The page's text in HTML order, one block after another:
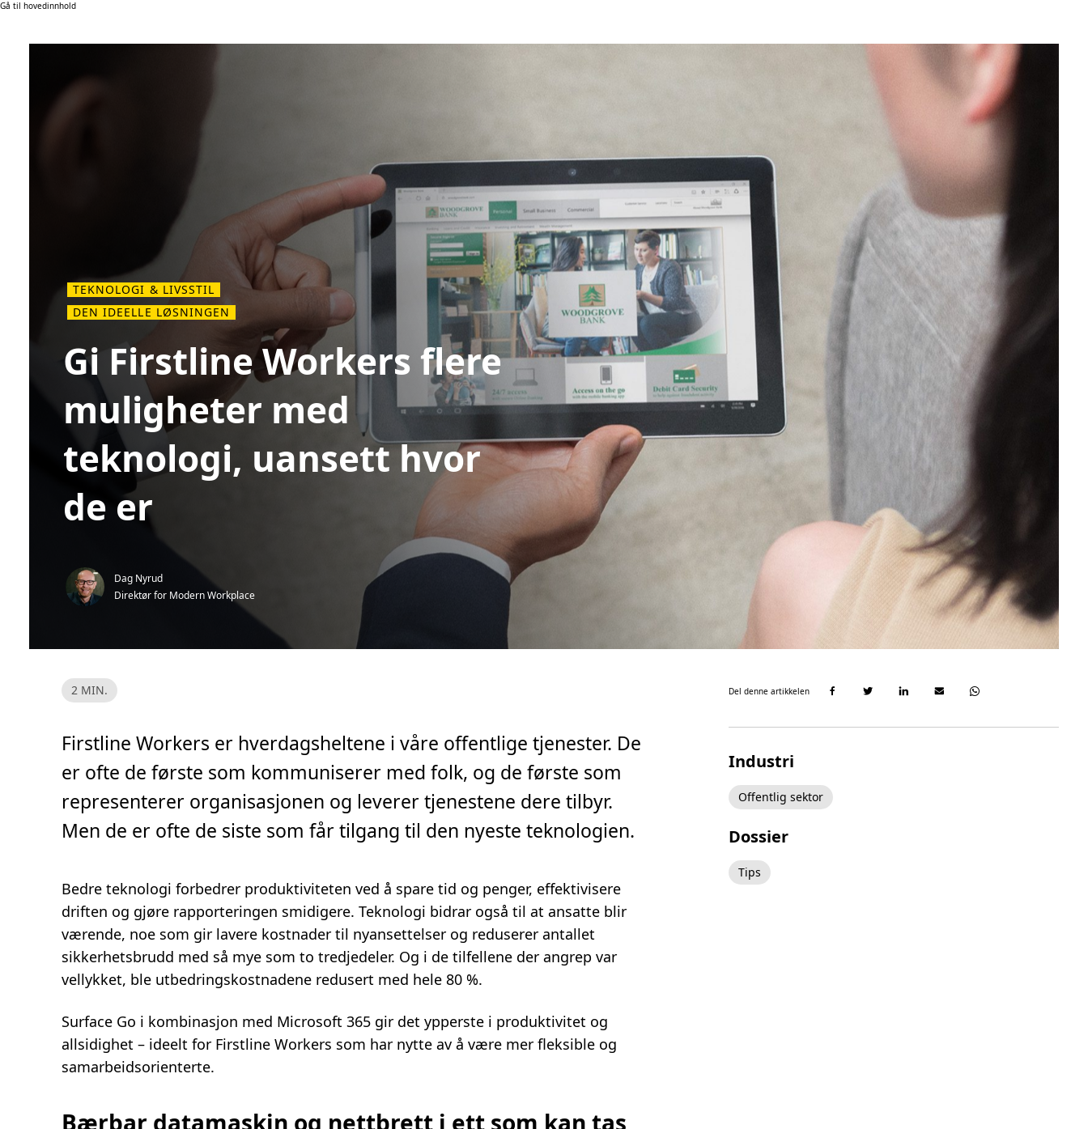
Gå til hovedinnhold
TEKNOLOGI & LIVSSTIL
DEN IDEELLE LØSNINGEN
Gi Firstline Workers flere
muligheter med
teknologi, uansett hvor
de er
Dag Nyrud
Direktør for Modern Workplace
L
e
d
2
i
n
2 MIN.
Firstline Workers er hverdagsheltene i våre offentlige tjenester. De
er ofte de første som kommuniserer med folk, og de første som
representerer organisasjonen og leverer tjenestene dere tilbyr.
Men de er ofte de siste som får tilgang til den nyeste teknologien.
Bedre teknologi forbedrer produktiviteten ved å spare tid og penger, effektivisere
driften og gjøre rapporteringen smidigere. Teknologi bidrar også til at ansatte blir
værende, noe som gir lavere kostnader til nyansettelser og reduserer antallet
sikkerhetsbrudd med så mye som to tredjedeler. Og i de tilfellene der angrep var
vellykket, ble utbedringskostnadene redusert med hele 80 %.
Surface Go i kombinasjon med Microsoft 365 gir det ypperste i produktivitet og
allsidighet – ideelt for Firstline Workers som har nytte av å være mer fleksible og
samarbeidsorienterte.
Bærbar datamaskin og nettbrett i ett som kan tas
Del denne artikkelen
Industri
Offentlig sektor
Dossier
Tips